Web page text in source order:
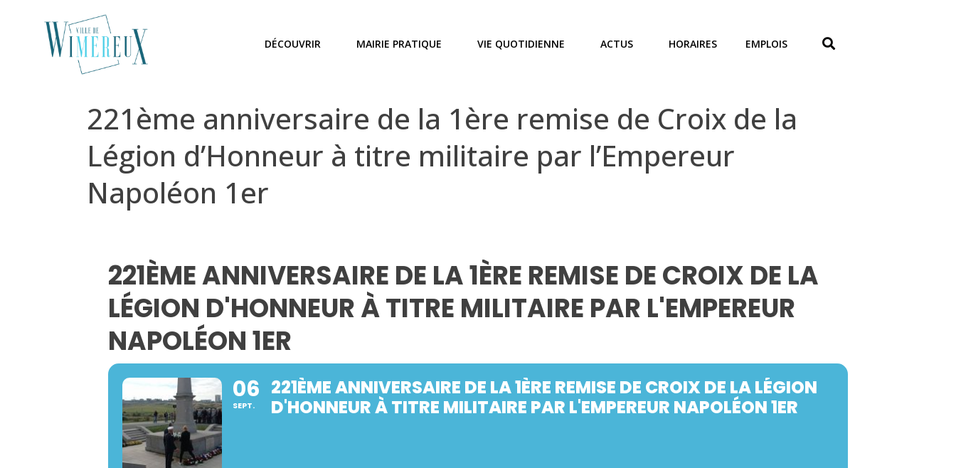
DÉCOUVRIR MAIRIE PRATIQUE VIE QUOTIDIENNE ACTUS HORAIRES EMPLOIS
221ème anniversaire de la 1ère remise de Croix de la
Légion d’Honneur à titre militaire par l’Empereur
Napoléon 1er
221ÈME ANNIVERSAIRE DE LA 1ÈRE REMISE DE CROIX DE LA
LÉGION D'HONNEUR À TITRE MILITAIRE PAR L'EMPEREUR
NAPOLÉON 1ER
06
SEPT.
221ÈME ANNIVERSAIRE DE LA 1ÈRE REMISE DE CROIX DE LA LÉGION
D'HONNEUR À TITRE MILITAIRE PAR L'EMPEREUR NAPOLÉON 1ER